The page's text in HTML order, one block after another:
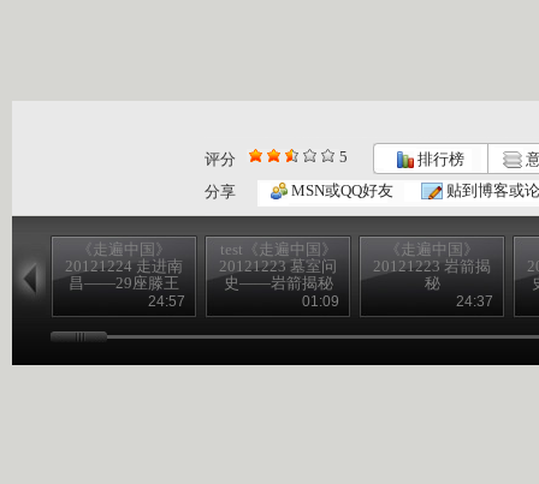
评分 5 排行榜
分享
MSN或QQ好友 贴到博客或
《走遍中国》
20121224 走进南
昌——29座滕王
24:57
test《走遍中国》
20121223 墓室问
史——岩箭揭秘
01:09
《走遍中国》
20121223 岩箭揭
秘
24:37